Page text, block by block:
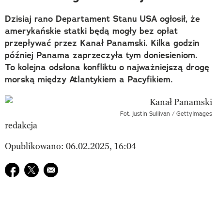
Dzisiaj rano Departament Stanu USA ogłosił, że
amerykańskie statki będą mogły bez opłat
przepływać przez Kanał Panamski. Kilka godzin
później Panama zaprzeczyła tym doniesieniom.
To kolejna odsłona konfliktu o najważniejszą drogę
morską między Atlantykiem a Pacyfikiem.
Fot. Justin Sullivan / GettyImages
redakcja
Opublikowano: 06.02.2025, 16:04
Udostępnij na facebook
Udostępnij na twitter
E-mail do przyjaciela